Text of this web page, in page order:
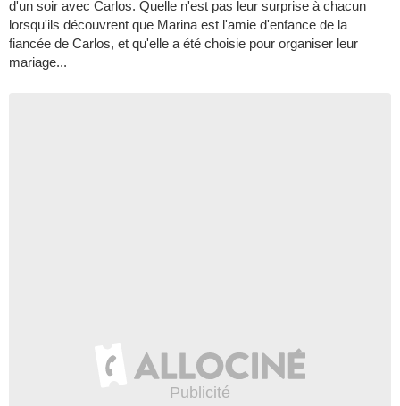
d'un soir avec Carlos. Quelle n'est pas leur surprise à chacun
lorsqu'ils découvrent que Marina est l'amie d'enfance de la
fiancée de Carlos, et qu'elle a été choisie pour organiser leur
mariage...